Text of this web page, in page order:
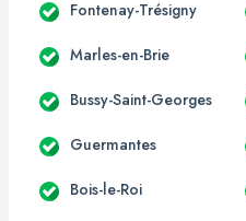
Fontenay-Trésigny
Marles-en-Brie
Bussy-Saint-Georges
Guermantes
Bois-le-Roi